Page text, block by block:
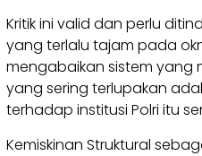
Kritik ini valid dan perlu
yang terlalu tajam pada
mengabaikan sistem yang
yang sering terlupakan
terhadap institusi Polri itu
Kemiskinan Struktural